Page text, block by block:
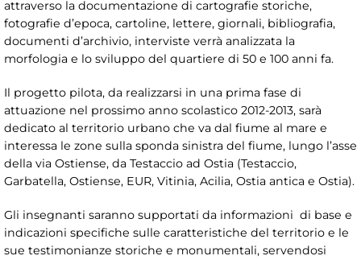
attraverso la documentazione di cartografie storiche,
fotografie d’epoca, cartoline, lettere, giornali, bibliografia,
documenti d’archivio, interviste verrà analizzata la
morfologia e lo sviluppo del quartiere di 50 e 100 anni fa.
Il progetto pilota, da realizzarsi in una prima fase di
attuazione nel prossimo anno scolastico 2012-2013, sarà
dedicato al territorio urbano che va dal fiume al mare e
interessa le zone sulla sponda sinistra del fiume, lungo l’asse
della via Ostiense, da Testaccio ad Ostia (Testaccio,
Garbatella, Ostiense, EUR, Vitinia, Acilia, Ostia antica e Ostia).
Gli insegnanti saranno supportati da informazioni di base e
indicazioni specifiche sulle caratteristiche del territorio e le
sue testimonianze storiche e monumentali, servendosi